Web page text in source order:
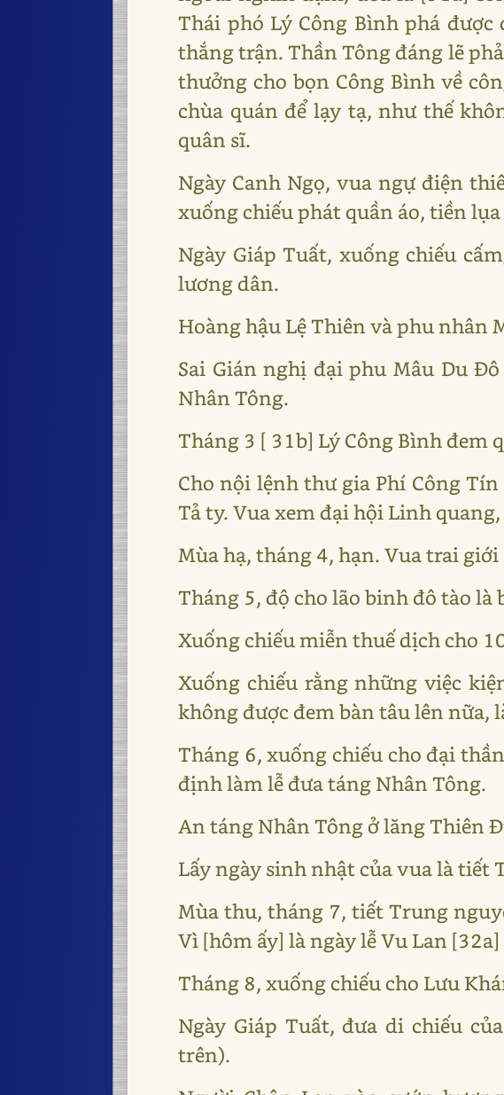
Thái phó Lý Công Bình phá
thắng trận. Thần Tông đáng lẽ
thưởng cho bọn Công Bình về
chùa quán để lạy tạ, như thế
quân sĩ.
Ngày Canh Ngọ, vua ngự điện
xuống chiếu phát quần áo, tiền
Ngày Giáp Tuất, xuống chiếu
lương dân.
Hoàng hậu Lệ Thiên và phu nhân
Sai Gián nghị đại phu Mâu Du
Nhân Tông.
Tháng 3 [ 31b] Lý Công Bình đem
Cho nội lệnh thư gia Phí Công
Tả ty. Vua xem đại hội Linh
Mùa hạ, tháng 4, hạn. Vua trai
Tháng 5, độ cho lão binh đô tào
Xuống chiếu miễn thuế dịch cho
Xuống chiếu rằng những việc
không được đem bàn tâu lên nữa,
Tháng 6, xuống chiếu cho đại
định làm lễ đưa táng Nhân Tông.
An táng Nhân Tông ở lăng Thiên
Lấy ngày sinh nhật của vua là tiết
Mùa thu, tháng 7, tiết Trung
Vì [hôm ấy] là ngày lễ Vu Lan
Tháng 8, xuống chiếu cho Lưu
Ngày Giáp Tuất, đưa di chiếu
trên).